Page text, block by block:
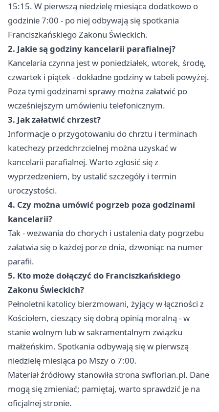
15:15. W pierwszą niedzielę miesiąca dodatkowo o
godzinie 7:00 - po niej odbywają się spotkania
Franciszkańskiego Zakonu Świeckich.
2. Jakie są godziny kancelarii parafialnej?
Kancelaria czynna jest w poniedziałek, wtorek, środę,
czwartek i piątek - dokładne godziny w tabeli powyżej.
Poza tymi godzinami sprawy można załatwić po
wcześniejszym umówieniu telefonicznym.
3. Jak załatwić chrzest?
Informacje o przygotowaniu do chrztu i terminach
katechezy przedchrzcielnej można uzyskać w
kancelarii parafialnej. Warto zgłosić się z
wyprzedzeniem, by ustalić szczegóły i termin
uroczystości.
4. Czy można umówić pogrzeb poza godzinami
kancelarii?
Tak - wezwania do chorych i ustalenia daty pogrzebu
załatwia się o każdej porze dnia, dzwoniąc na numer
parafii.
5. Kto może dołączyć do Franciszkańskiego
Zakonu Świeckich?
Pełnoletni katolicy bierzmowani, żyjący w łączności z
Kościołem, cieszący się dobrą opinią moralną - w
stanie wolnym lub w sakramentalnym związku
małżeńskim. Spotkania odbywają się w pierwszą
niedzielę miesiąca po Mszy o 7:00.
Materiał źródłowy stanowiła strona swflorian.pl. Dane
mogą się zmieniać; pamiętaj, warto sprawdzić je na
oficjalnej stronie.